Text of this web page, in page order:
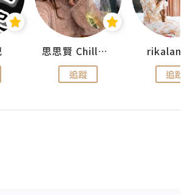
思思賢 ChillMyBabe
追蹤 追蹤